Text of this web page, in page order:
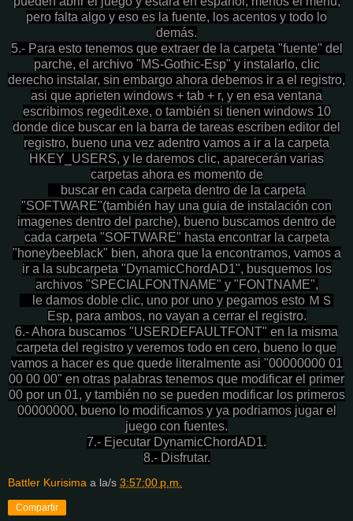
pero falta algo y eso es la fuente, los acentos y todo lo
demás.
5.- Para esto tenemos que extraer de la carpeta "fuente" del
parche, el archivo "MS-Gothic-Esp" y instalarlo, clic
derecho instalar, sin embargo ahora debemos ir a el registro,
asi que aprieten windows + tab + r, y en esa ventana
escribimos regedit.exe, o también si tienen windows 10
donde dice buscar en la barra de tareas escriben editor del
registro, bueno una vez adentro vamos a ir a la carpeta
HKEY_USERS, y le daremos clic, aparecerán varias
carpetas ahora es momento de
buscar en cada carpeta dentro de la carpeta
"SOFTWARE"(también hay una guia de instalación con
imagenes dentro del parche), bueno buscamos dentro de
cada carpeta "SOFTWARE" hasta encontrar la carpeta
"honeybeeblack" bien, ahora que la encontramos, vamos a
ir a la subcarpeta "DynamicChordAD1", busquemos los
archivos "SPECIALFONTNAME" y "FONTNAME",
le damos doble clic, uno por uno y pegamos esto ＭＳ
Esp, para ambos, no vayan a cerrar el registro.
6.- Ahora buscamos "USERDEFAULTFONT" en la misma
carpeta del registro y veremos todo en cero, bueno lo que
vamos a hacer esque quede literalmente asi "00000000 01
00 00 00" en otras palabras tenemos que modificar el primer
00 por un 01, y también no se pueden modificar los primeros
00000000, bueno lo modificamos y ya podriamos jugar el
juego con fuentes.
7.- Ejecutar DynamicChordAD1.
8.- Disfrutar.
Battler Kurisima a la/s 3:57:00 p.m.
Compartir